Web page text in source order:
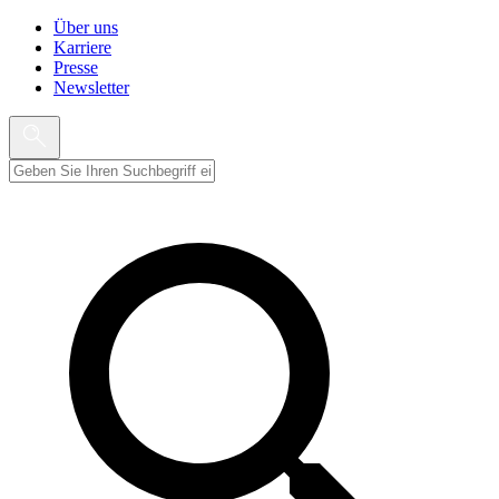
Über uns
Karriere
Presse
Newsletter